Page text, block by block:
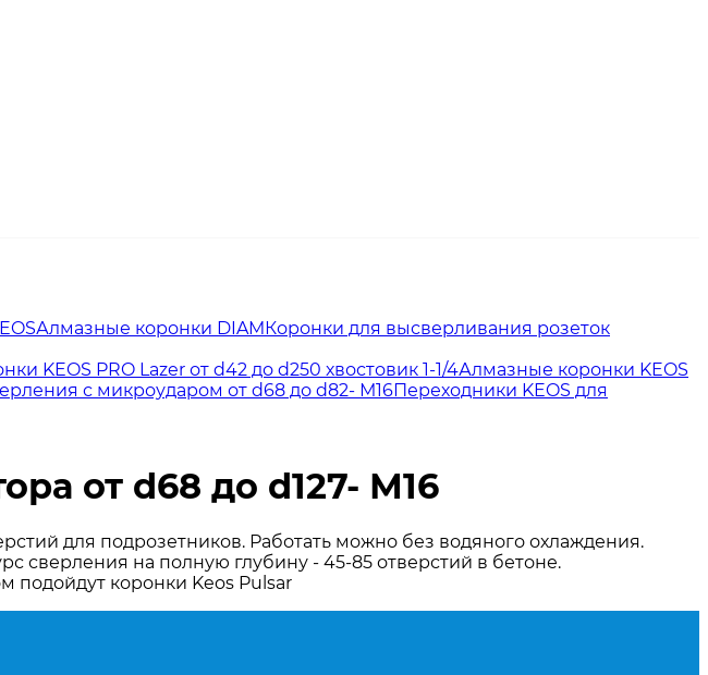
Алмазные коронки DIAMКоронки для высверливания розеток
KEOS PRO Lazer от d42 до d250 хвостовик 1-1/4Алмазные коронки KEOS
с микроударом от d68 до d82- М16Переходники KEOS для
от d68 до d127- М16
для подрозетников. Работать можно без водяного охлаждения.
сверления на полную глубину - 45-85 отверстий в бетоне.
подойдут коронки Keos Pulsar